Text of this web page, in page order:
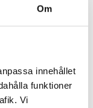
Om
innehållet
funktioner
Vi